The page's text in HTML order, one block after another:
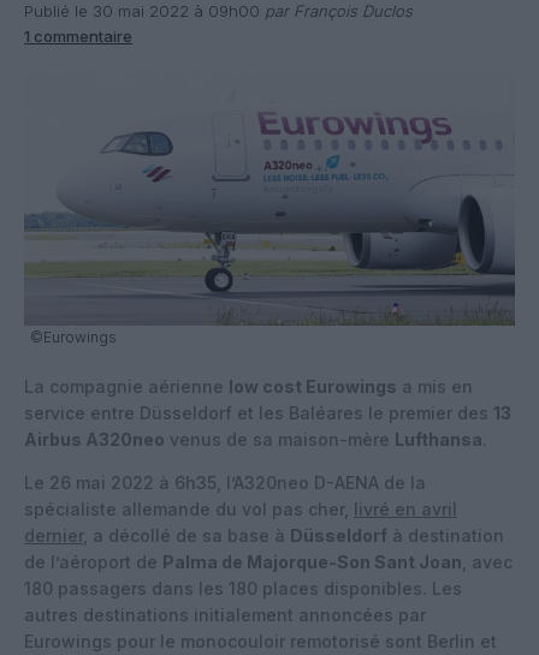
Publié le 30 mai 2022 à 09h00 par François Duclos
1 commentaire
©Eurowings
La compagnie aérienne low cost Eurowings a mis en
service entre Düsseldorf et les Baléares le premier des 13
Airbus A320neo venus de sa maison-mère Lufthansa.
Le 26 mai 2022 à 6h35, l’A320neo D-AENA de la
spécialiste allemande du vol pas cher, livré en avril
dernier, a décollé de sa base à Düsseldorf à destination
de l’aéroport de Palma de Majorque-Son Sant Joan , avec
180 passagers dans les 180 places disponibles. Les
autres destinations initialement annoncées par
Eurowings pour le monocouloir remotorisé sont Berlin et